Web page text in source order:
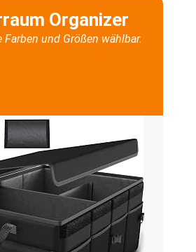
Organizer
Farben und Größen wählbar.